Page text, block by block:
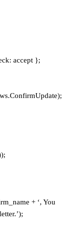
accept };
+ ‘, You